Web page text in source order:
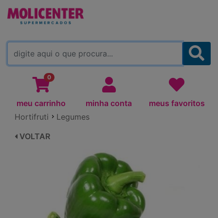
MOLICENTER ARAPONGAS
0
meu carrinho minha conta
meus favoritos
Hortifruti
Legumes
VOLTAR